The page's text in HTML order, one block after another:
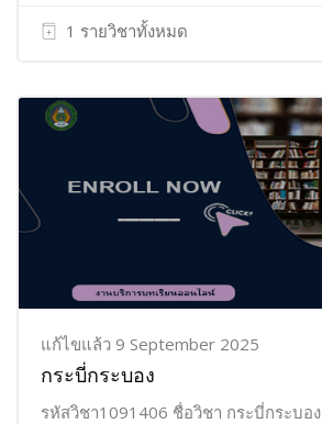
1 รายวิชาทั้งหมด
แก้ไขแล้ว 9 September 2025
กระบี่กระบอง
รหัสวิชา1091406 ชื่อวิชา กระบี่กระบอง